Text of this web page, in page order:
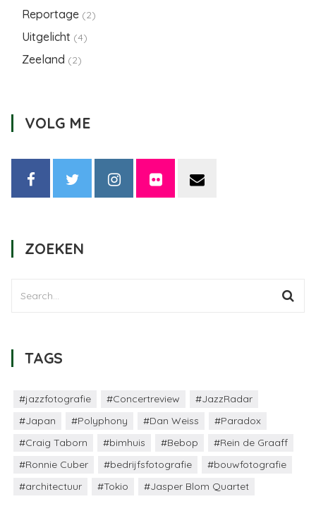
Reportage (2)
Uitgelicht (4)
Zeeland (2)
VOLG ME
ZOEKEN
TAGS
#jazzfotografie #Concertreview
#JazzRadar
#Japan
#Polyphony #Dan Weiss
#Paradox
#Craig Taborn
#bimhuis #Bebop
#Rein de Graaff
#Ronnie Cuber
#bedrijfsfotografie
#bouwfotografie
#architectuur
#Tokio #Jasper Blom Quartet